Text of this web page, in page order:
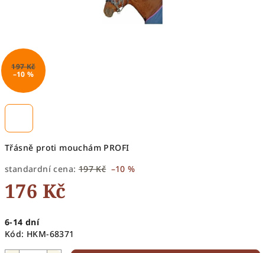
Třásně proti mouchám PROFI
standardní cena: 197 Kč –10 %
176 Kč
cena:
6-14 dní
Kód: HKM-68371
197 Kč
–10 %